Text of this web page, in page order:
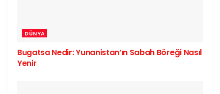
DÜNYA
Bugatsa Nedir: Yunanistan’ın Sabah Böreği Nasıl
Yenir